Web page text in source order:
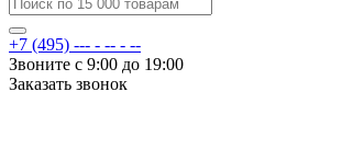
+7 (495) --- - -- - --
Звоните с 9:00 до 19:00
Заказать звонок